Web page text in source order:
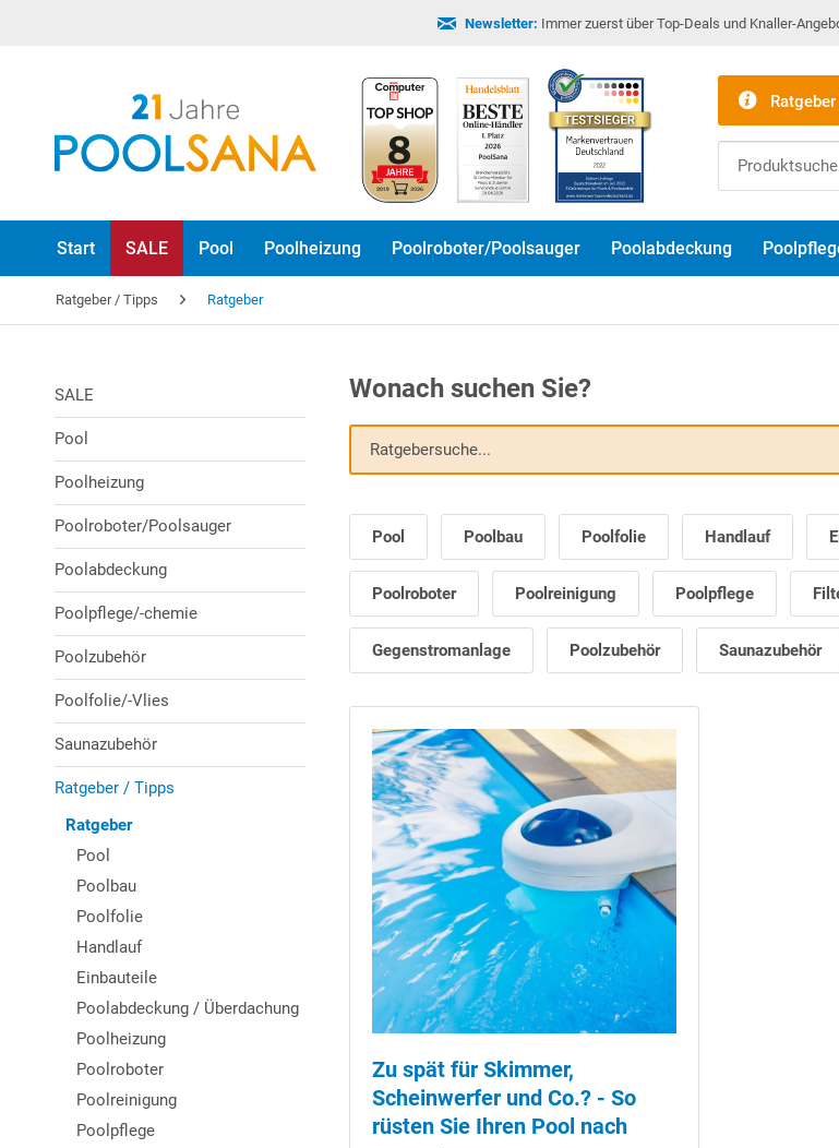
Newsletter: Immer zuerst über Top-Deals und Knaller-
Start SALE Pool Poolheizung Poolroboter/Poolsauger Poolabdeckung
Ratgeber / Tipps Ratgeber
SALE
Pool
Poolheizung
Poolroboter/Poolsauger
Poolabdeckung
Poolpflege/-chemie
Poolzubehör
Poolfolie/-Vlies
Saunazubehör
Ratgeber / Tipps
Ratgeber
Pool
Poolbau
Poolfolie
Handlauf
Einbauteile
Poolabdeckung / Überdachung
Poolheizung
Poolroboter
Poolreinigung
Poolpflege
Wonach suchen Sie?
Pool Poolbau Poolfolie Handlauf
Poolroboter Poolreinigung Poolpflege
Gegenstromanlage Poolzubehör Saunazubehör
Zu spät für Skimmer,
Scheinwerfer und Co.? - So
rüsten Sie Ihren Pool nach